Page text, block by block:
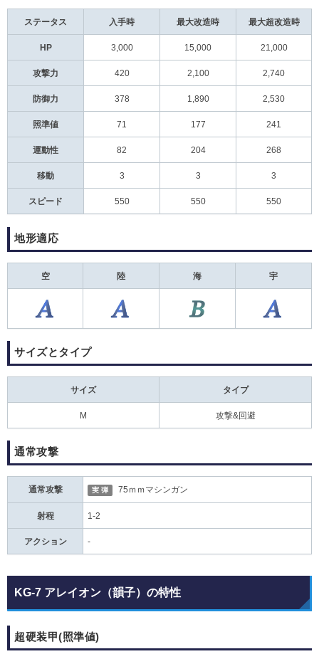
ステータス 入手時 最大改造時 最大超改造時
HP 3,000 15,000 21,000
攻撃力 420 2,100 2,740
防御力 378 1,890 2,530
照準値 71 177 241
運動性 82 204 268
移動 3 3 3
スピード 550 550 550
地形適応
空 陸 海 宇
サイズとタイプ
サイズ タイプ
M 攻撃&回避
通常攻撃
通常攻撃 実 弾 75ｍｍマシンガン
射程 1-2
アクション -
KG-7 アレイオン（韻子）の特性
超硬装甲(照準値)